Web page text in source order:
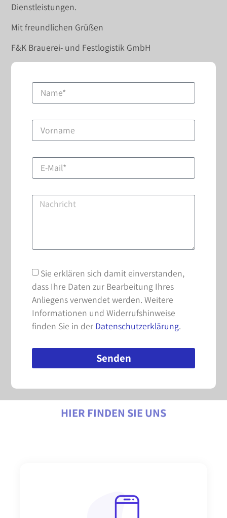
Sie erklären sich damit einverstanden,
dass Ihre Daten zur Bearbeitung Ihres
Anliegens verwendet werden. Weitere
Informationen und Widerrufshinweise
finden Sie in der Datenschutzerklärung.
Senden
Dienstleistungen.
Mit freundlichen Grüßen
F&K Brauerei- und Festlogistik GmbH
HIER FINDEN SIE UNS